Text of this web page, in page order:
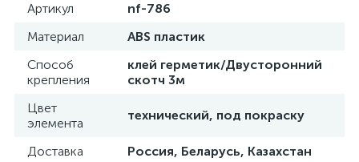
Артикул
nf-786
Материал
ABS пластик
Способ
крепления
клей герметик/Двусторонний
скотч 3м
Цвет
элемента
технический, под покраску
Доставка Россия, Беларусь, Казахстан